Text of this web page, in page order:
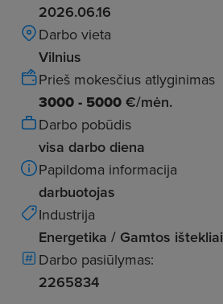
2026.06.16
Darbo vieta
Vilnius
Prieš mokesčius atlyginimas
3000 - 5000 €/mėn.
Darbo pobūdis
visa darbo diena
Papildoma informacija
darbuotojas
Industrija
Energetika / Gamtos ištekliai
Darbo pasiūlymas:
2265834